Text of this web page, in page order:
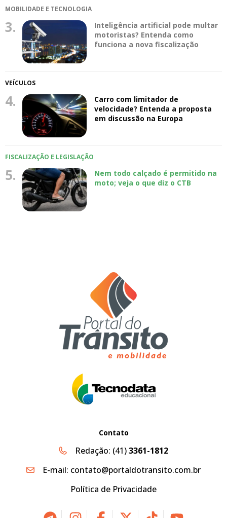
MOBILIDADE E TECNOLOGIA
3.
Inteligência artificial pode multar
motoristas? Entenda como
funciona a nova fiscalização
VEÍCULOS
4.
Carro com limitador de
velocidade? Entenda a proposta
em discussão na Europa
FISCALIZAÇÃO E LEGISLAÇÃO
5.
Nem todo calçado é permitido na
moto; veja o que diz o CTB
Contato
Redação: (41)3361-1812
E-mail: contato@portaldotransito.com.br
Política de Privacidade